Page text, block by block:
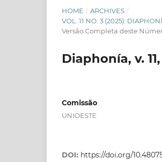
HOME / ARCHIVES /
VOL. 11 NO. 3 (2025):
Versão Completa deste
Diaphonía, v.
Comissão
UNIOESTE
DOI: https://doi.org/